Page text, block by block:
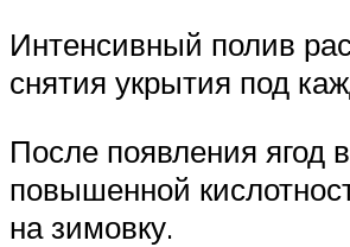
Интенсивный полив
снятия укрытия под
После появления ягод
повышенной
на зимовку.